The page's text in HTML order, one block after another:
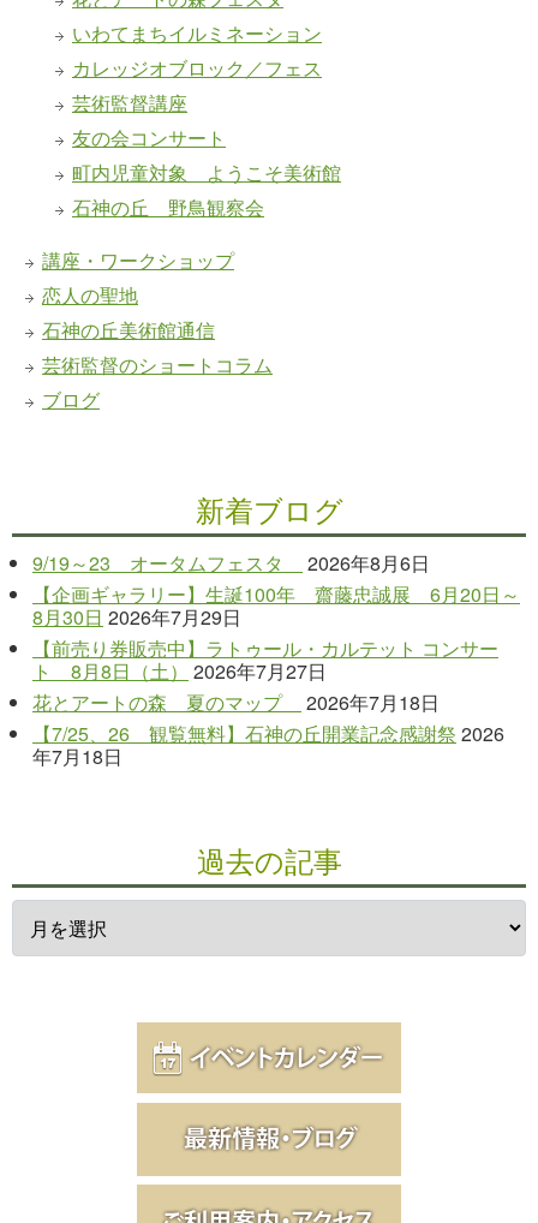
いわてまちイルミネーション
カレッジオブロック／フェス
芸術監督講座
友の会コンサート
町内児童対象 ようこそ美術館
石神の丘 野鳥観察会
講座・ワークショップ
恋人の聖地
石神の丘美術館通信
芸術監督のショートコラム
ブログ
新着ブログ
9/19～23 オータムフェスタ
2026年8月6日
【企画ギャラリー】生誕100年 齋藤忠誠展 6月20日～
8月30日 2026年7月29日
【前売り券販売中】ラトゥール・カルテット コンサー
ト 8月8日（土）
2026年7月27日
花とアートの森 夏のマップ
2026年7月18日
【7/25、26 観覧無料】石神の丘開業記念感謝祭 2026
年7月18日
過去の記事